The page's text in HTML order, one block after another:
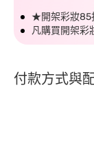
★開架彩妝
凡購買開架彩
付款方式與